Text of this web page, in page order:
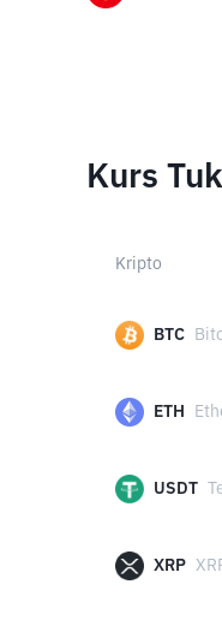
Kurs
Kripto
BTC
ETH
USDT
XRP